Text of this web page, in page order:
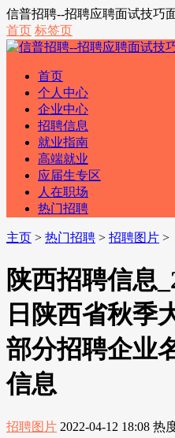
信普招聘--招聘应聘面试技巧
首页 标签页
首页
个人中心
企业中心
招聘信息
就业指南
高端就业
应届生专区
人在职场
热门招聘
主页 > 热门招聘 > 招聘图片 >
陕西招聘信息
日陕西省秋季
部分招聘企业
信息
招聘图片 2022-04-12 18:08 热